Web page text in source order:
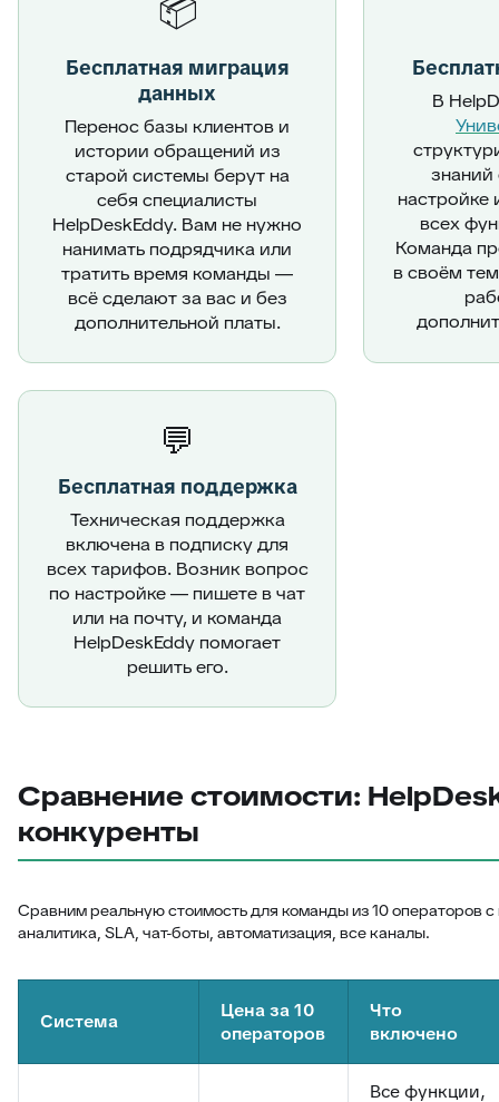
📦
Бесплатная миграция
данных
Перенос базы клиентов и
истории обращений из
старой системы берут на
себя специалисты
HelpDeskEddy. Вам не нужно
нанимать подрядчика или
тратить время команды —
всё сделают за вас и без
дополнительной платы.
В
знаний
настройке
всех
Команда
в своём
💬
Бесплатная поддержка
Техническая поддержка
включена в подписку для
всех тарифов. Возник вопрос
по настройке — пишете в чат
или на почту, и команда
HelpDeskEddy помогает
решить его.
Сравнение стоимости:
конкуренты
Сравним реальную стоимость для команды из 10 операторов
аналитика, SLA, чат-боты, автоматизация, все каналы.
Система
Цена за 10
операторов
Что
включено
Все функции,